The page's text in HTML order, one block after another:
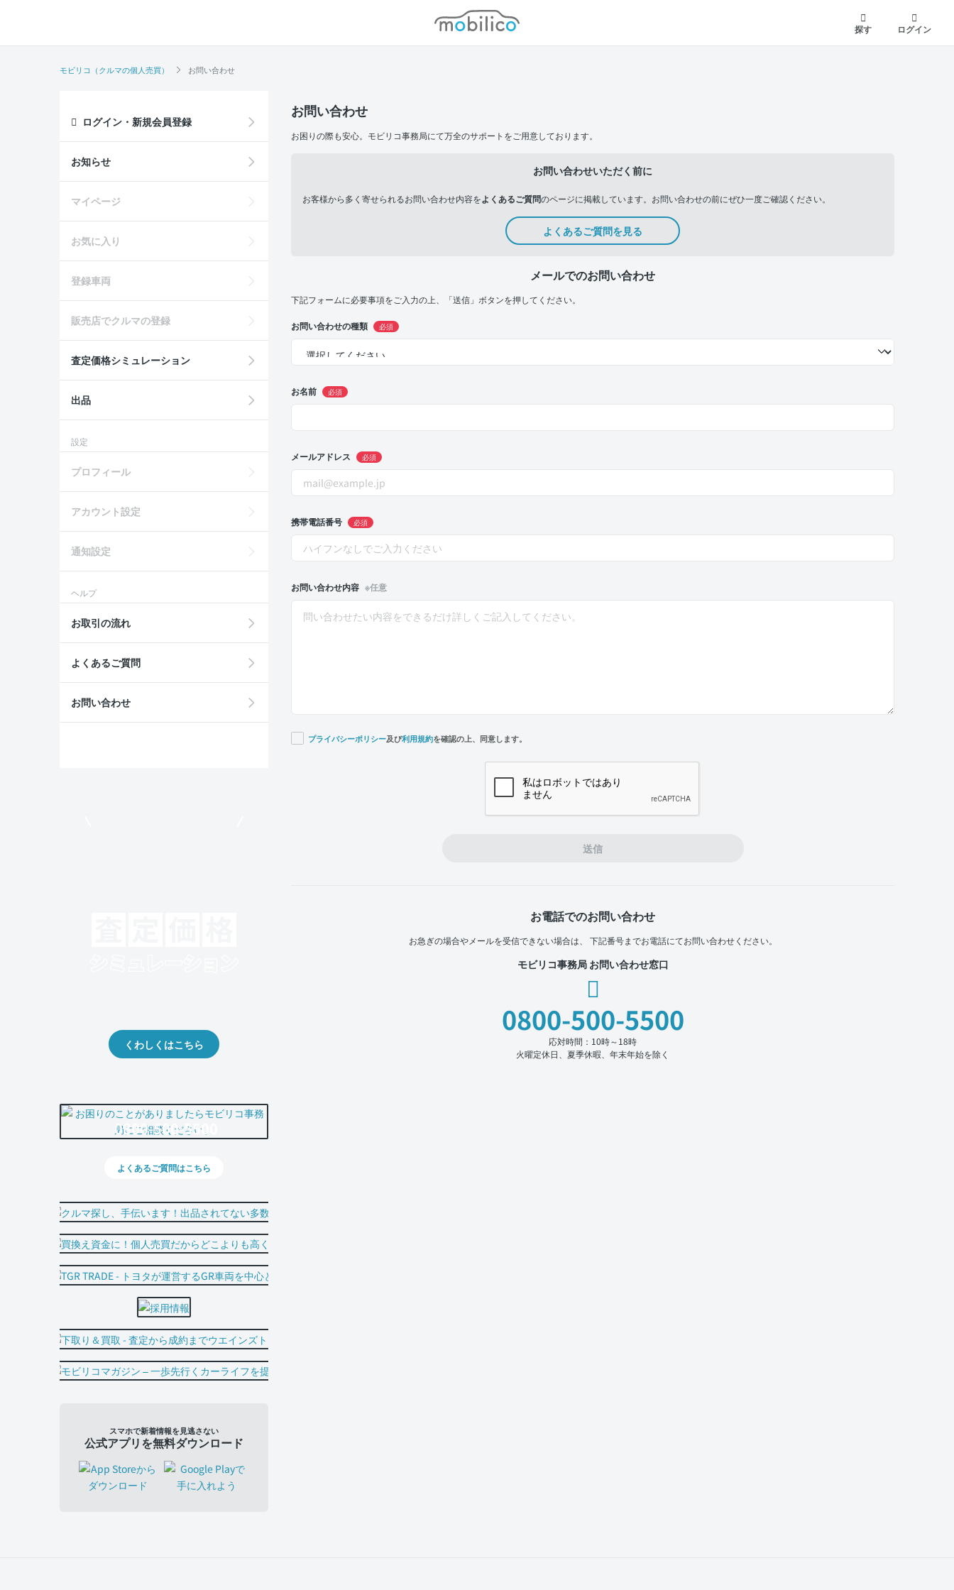
モビリコ
探す
ログイン
モビリコ（クルマの個人売買） お問い合わせ
お問い合わせ
お困りの際も安心。モビリコ事務局にて万全のサポートをご用意しております。
お問い合わせいただく前に
お客様から多く寄せられるお問い合わせ内容をよくあるご質問のページに掲載しています。お問い合わせの前にぜひ一度ご確認ください。
よくあるご質問を見る
メールでのお問い合わせ
下記フォームに必要事項をご入力の上、「送信」ボタンを押してください。
お問い合わせの種類 必須
お名前 必須
メールアドレス 必須
携帯電話番号 必須
お問い合わせ内容 ※任意
プライバシーポリシー及び利用規約を確認の上、同意します。
送信
お電話でのお問い合わせ
お急ぎの場合やメールを受信できない場合は、 下記番号までお電話にてお問い合わせください。
モビリコ事務局 お問い合わせ窓口
0800-500-5500
応対時間：10時～18時
火曜定休日、夏季休暇、年末年始を除く
ログイン・新規会員登録
お知らせ
マイページ
お気に入り
登録車両
販売店でクルマの登録
査定価格シミュレーション
出品
設定
プロフィール
アカウント設定
通知設定
ヘルプ
お取引の流れ
よくあるご質問
お問い合わせ
くわしくはこちら
0800-500-5500
よくあるご質問はこちら
スマホで新着情報を見逃さない
公式アプリを無料ダウンロード